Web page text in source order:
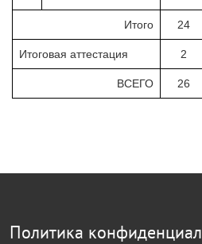
Итого 24
Итоговая аттестация 2
ВСЕГО 26
Политика